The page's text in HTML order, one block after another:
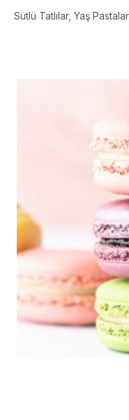
Sütlü Tatlılar Yaş Pastalar